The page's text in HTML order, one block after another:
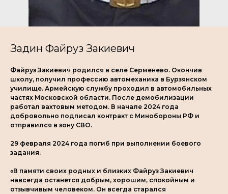
Задин Файруз Закиевич
Файруз Закиевич родился в селе Серменево. Окончив
школу, получил профессию автомеханика в Бурзянском
училище. Армейскую службу проходил в автомобильных
частях Московской области. После демобилизации
работал вахтовым методом. В начале 2024 года
добровольно подписал контракт с Минобороны РФ и
отправился в зону СВО.
29 февраля 2024 года погиб при выполнении боевого
задания.
«В памяти своих родных и близких Файруз Закиевич
навсегда останется добрым, хорошим, спокойным и
отзывчивым человеком. Он всегда старался